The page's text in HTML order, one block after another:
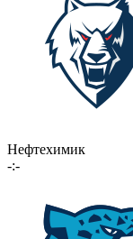
Нефтехимик
-:-